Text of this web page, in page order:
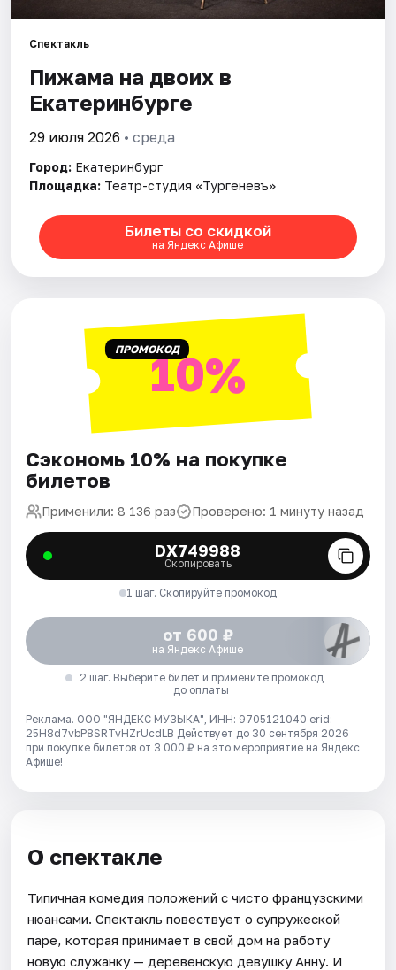
Города
Площадки
Рейтинги
Спектакль
Пижама на двоих в
Екатеринбурге
29 июля 2026 • среда
Город: Екатеринбург
Площадка: Театр-студия «Тургеневъ»
Билеты со скидкой
на Яндекс Афише
ПРОМОКОД10%
Сэкономь 10% на покупке
билетов
Применили: 8 136 раз Проверено: 1 минуту назад
DX749988
Скопировать
1 шаг. Скопируйте промокод
от 600 ₽
на Яндекс Афише
2 шаг. Выберите билет и примените промокод
до оплаты
Реклама. ООО "ЯНДЕКС МУЗЫКА", ИНН: 9705121040 erid:
25H8d7vbP8SRTvHZrUcdLB Действует до 30 сентября 2026
при покупке билетов от 3 000 ₽ на это мероприятие на Яндекс
Афише!
О спектакле
Типичная комедия положений с чисто французскими
нюансами. Спектакль повествует о супружеской
паре, которая принимает в свой дом на работу
новую служанку — деревенскую девушку Анну. И